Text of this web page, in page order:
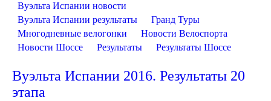
Вуэльта Испании новости
Вуэльта Испании результаты
Гранд Туры
Многодневные велогонки
Новости Велоспорта
Новости Шоссе
Результаты Результаты Шоссе
Вуэльта Испании 2016. Результаты 20
этапа